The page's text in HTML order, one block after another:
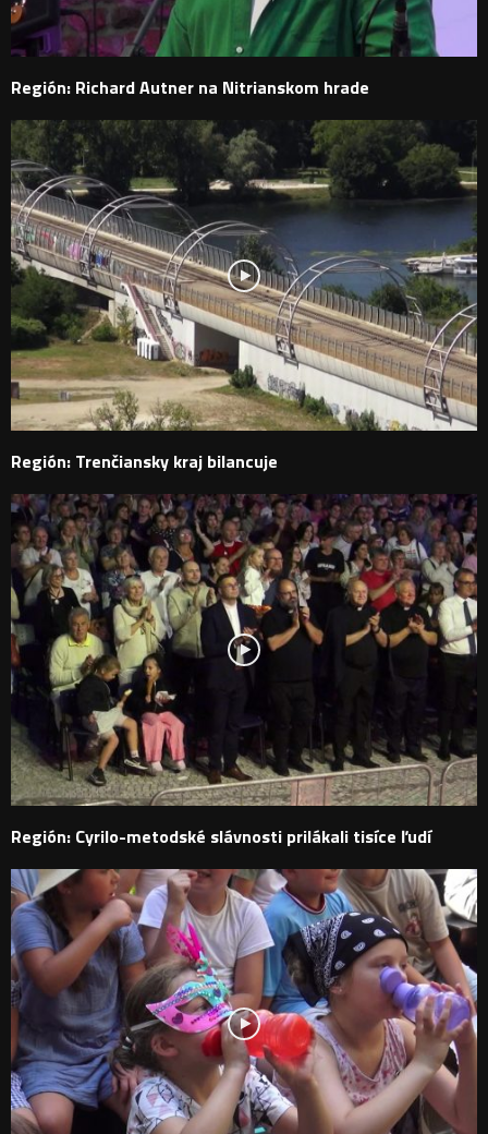
Región: Richard Autner na Nitrianskom hrade
Región: Trenčiansky kraj bilancuje
Región: Cyrilo-metodské slávnosti prilákali tisíce ľudí